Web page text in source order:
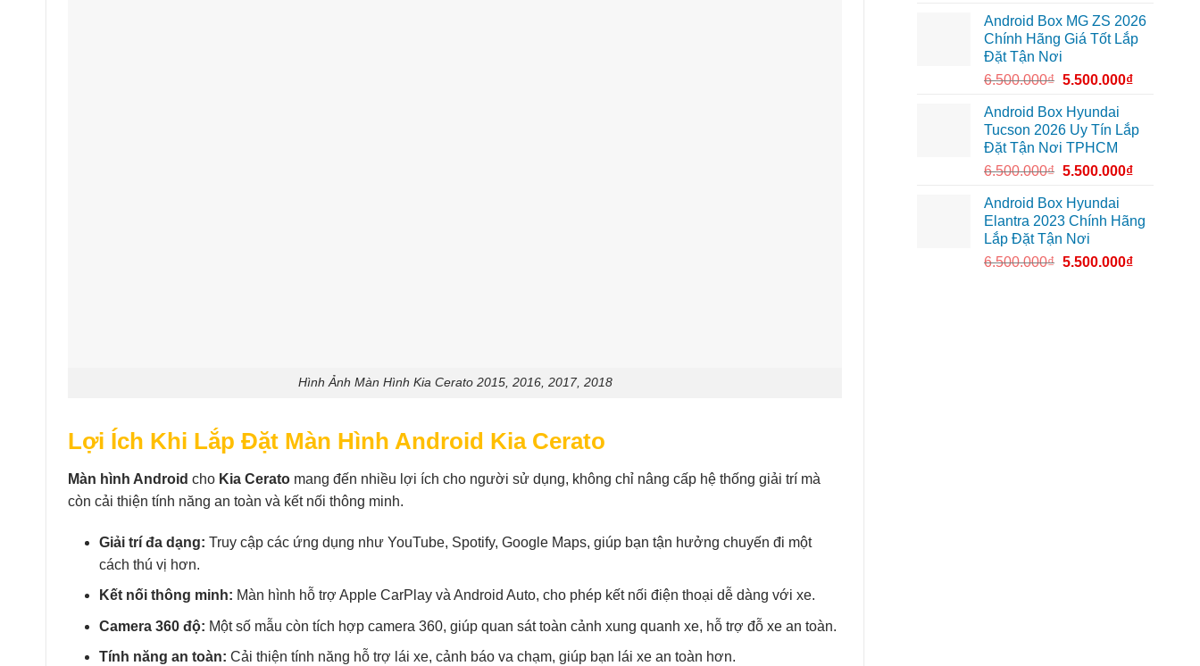
Hình Ảnh Màn Hình Kia Cerato 2015, 2016, 2017, 2018
Lợi Ích Khi Lắp Đặt Màn Hình Android Kia Cerato
Màn hình Android cho Kia Cerato mang đến nhiều lợi ích cho người sử dụng, không chỉ nâng cấp hệ thống giải trí mà
còn cải thiện tính năng an toàn và kết nối thông minh.
Giải trí đa dạng: Truy cập các ứng dụng như YouTube, Spotify, Google Maps, giúp bạn tận hưởng chuyến đi một
cách thú vị hơn.
Kết nối thông minh: Màn hình hỗ trợ Apple CarPlay và Android Auto, cho phép kết nối điện thoại dễ dàng với xe.
Camera 360 độ: Một số mẫu còn tích hợp camera 360, giúp quan sát toàn cảnh xung quanh xe, hỗ trợ đỗ xe an toàn.
Tính năng an toàn: Cải thiện tính năng hỗ trợ lái xe, cảnh báo va chạm, giúp bạn lái xe an toàn hơn.
Android Box MG ZS 2026
Chính Hãng Giá Tốt Lắp
Đặt Tận Nơi
6.500.000₫ 5.500.000₫
Android Box Hyundai
Tucson 2026 Uy Tín Lắp
Đặt Tận Nơi TPHCM
6.500.000₫ 5.500.000₫
Android Box Hyundai
Elantra 2023 Chính Hãng
Lắp Đặt Tận Nơi
6.500.000₫ 5.500.000₫